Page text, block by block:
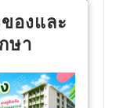
องและ
ษา